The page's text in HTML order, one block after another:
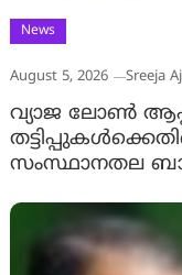
News
August 5, 2026 Sreeja
വ്യാജ ലോൺ
സംസ്ഥാനതല